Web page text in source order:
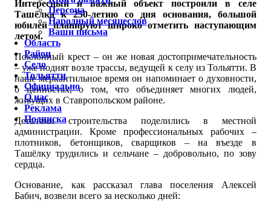
Интересный и важный объект построили в селе
Ташёлка к 250-летию со дня основания, большой
юбилей планируют широко отметить наступающим
летом.
Поклонный крест – он же новая достопримечательность
– уже поднят возле трассы, ведущей к селу из Тольятти. В
наше меркантильное время он напоминает о духовности,
о ценностях, о том, что объединяет многих людей,
живущих в Ставропольском районе.
Деталями строительства поделились в местной
администрации. Кроме профессиональных рабочих –
плотников, бетонщиков, сварщиков – на въезде в
Ташёлку трудились и сельчане – добровольно, по зову
сердца.
Основание, как рассказал глава поселения Алексей
Бабич, возвели всего за несколько дней:
Персона
Народный месяцеслов
Ваши письма
Область
Район
Село
Тольятти
Официально
О нас
Реклама
Подписка